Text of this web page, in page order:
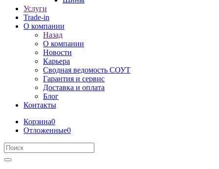
Услуги
Trade-in
О компании
Назад
О компании
Новости
Карьера
Сводная ведомость СОУТ
Гарантия и сервис
Доставка и оплата
Блог
Контакты
Корзина0
Отложенные0